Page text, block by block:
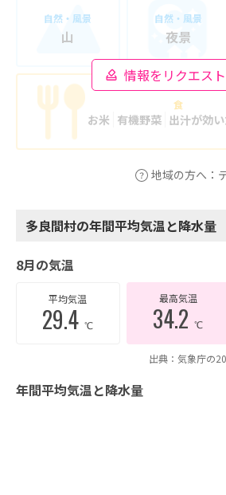
情報をリクエス
自然・風景
山
自然・風景
夜景
食
お米 有機野菜 出汁が効
地域の方へ：
多良間村の年間平均気温と降水量
8月の気温
平均気温
29.4℃
最高気温
34.2℃
出典：気象庁の
年間平均気温と降水量